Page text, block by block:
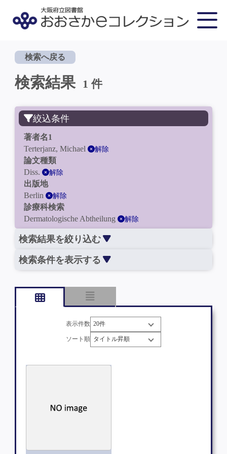
検索へ戻る
検索結果 1 件
絞込条件
著者名1
Terterjanz, Michael
解除
論文種類
Diss.
解除
出版地
Berlin
解除
診療科検索
Dermatologische Abtheilung
解除
検索結果を絞り込む
検索条件を表示する
表示件数
ソート順